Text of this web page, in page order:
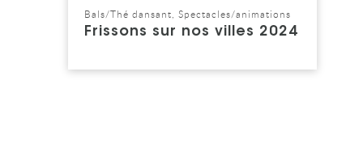
Catégorie : "
Bals/Thé dansant, Spectacles/animations
Frissons sur nos villes 2024